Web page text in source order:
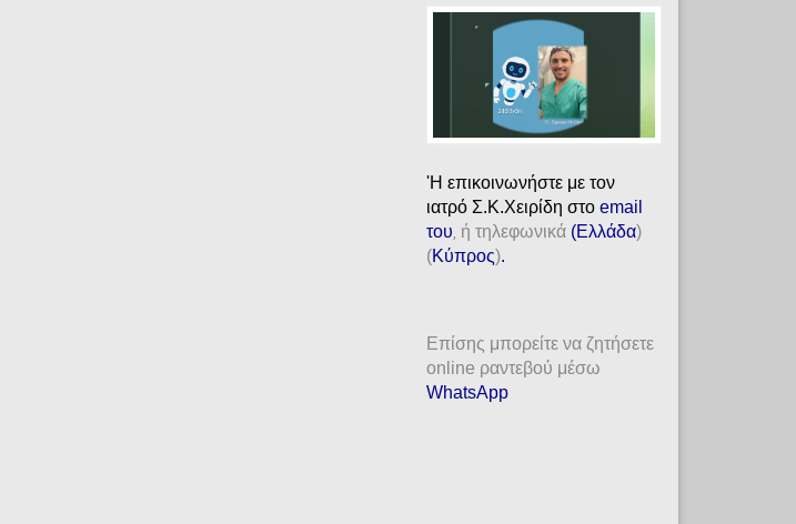
'H επικοινωνήστε με τον
ιατρό Σ.Κ.Χειρίδη στο email
του, ή τηλεφωνικά (Ελλάδα)
(Κύπρος).
Επίσης μπορείτε να ζητήσετε
online ραντεβού μέσω
WhatsApp